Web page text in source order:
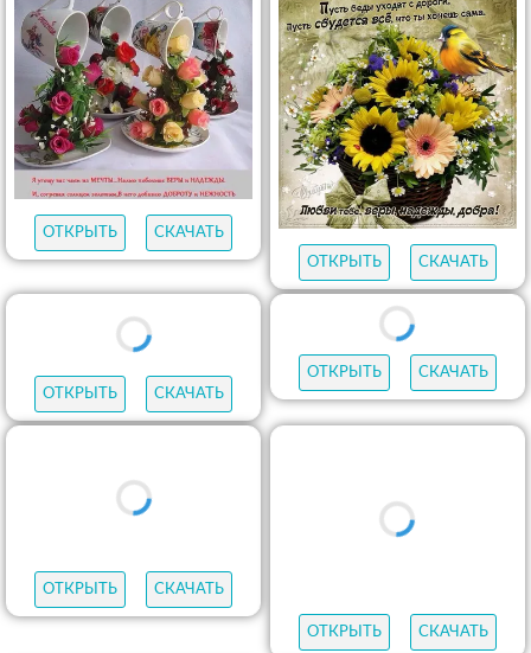
ОТКРЫТЬ
СКАЧАТЬ
ОТКРЫТЬ
СКАЧАТЬ